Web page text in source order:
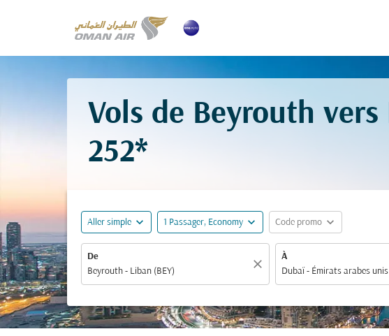
Vols de Beyrouth
252*
Aller simple expand_more 1 Passager, Economy expand_more Code promo expand_more
De
close
À